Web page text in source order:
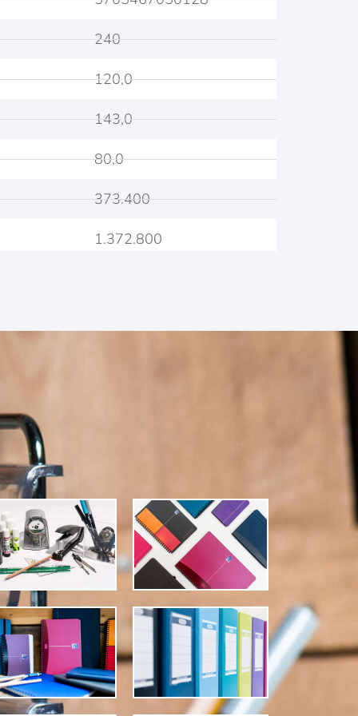
240
120,0
143,0
80,0
373.400
1.372.800